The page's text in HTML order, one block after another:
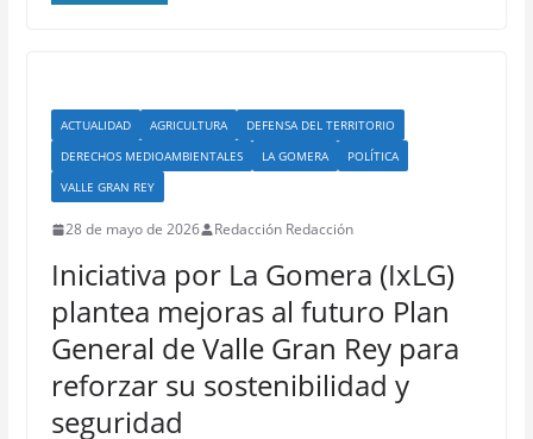
ACTUALIDAD AGRICULTURA
DEFENSA DEL TERRITORIO
DERECHOS MEDIOAMBIENTALES
LA GOMERA
POLÍTICA
VALLE GRAN REY
28 de mayo de 2026 Redacción Redacción
Iniciativa por La Gomera (IxLG)
plantea mejoras al futuro Plan
General de Valle Gran Rey para
reforzar su sostenibilidad y
seguridad